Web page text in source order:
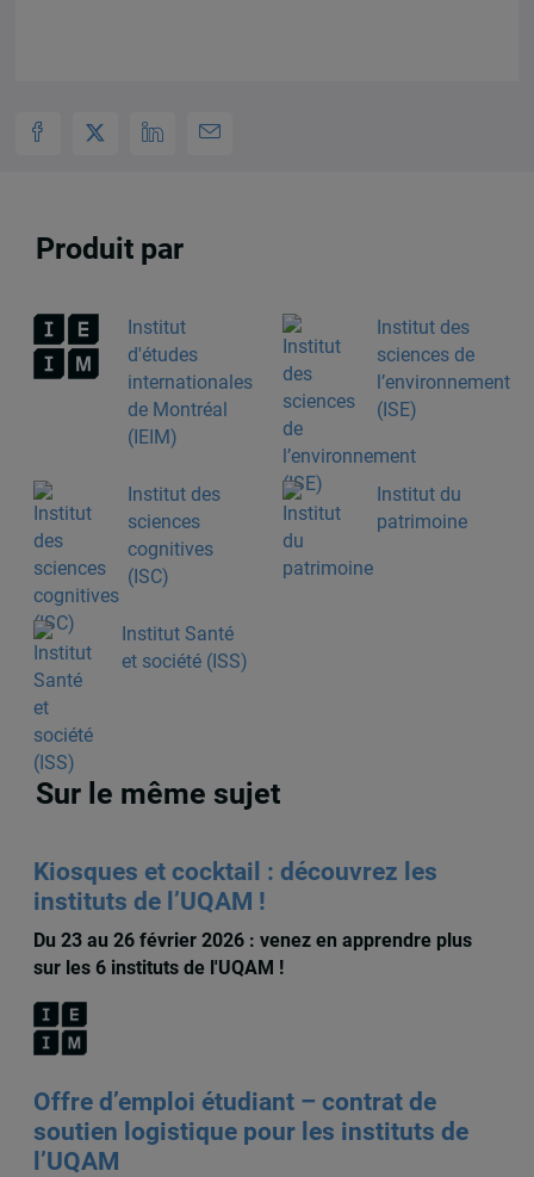
Produit par
Institut
d'études
internationales
de Montréal
(IEIM)
Institut des
sciences de
l’environnement
(ISE)
Institut des
sciences
cognitives
(ISC)
Institut du
patrimoine
Institut Santé
et société (ISS)
Sur le même sujet
Kiosques et cocktail : découvrez les
instituts de l’UQAM !
Du 23 au 26 février 2026 : venez en apprendre plus
sur les 6 instituts de l'UQAM !
Offre d’emploi étudiant – contrat de
soutien logistique pour les instituts de
l’UQAM